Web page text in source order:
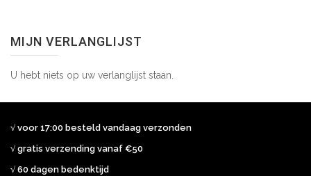
MIJN VERLANGLIJST
U hebt niets op uw verlanglijst staan.
√ voor 17:00 besteld vandaag verzonden
√ gratis verzending vanaf €50
√ 60 dagen bedenktijd